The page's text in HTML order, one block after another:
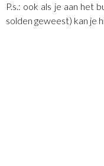
P.s.: ook als je aan het
solden geweest) kan je